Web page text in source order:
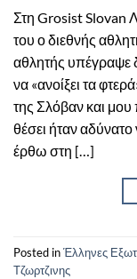
Στη Grosist Slovan
του ο διεθνής
αθλητής υπέγραψε
να «ανοίξει τα
της Σλόβαν και
θέσει ήταν
έρθω στη […]
Posted inΈλληνες
Τζωρτζινης